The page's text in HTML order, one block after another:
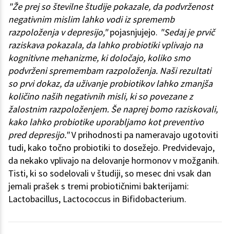
"Že prej so številne študije pokazale, da podvrženost
negativnim mislim lahko vodi iz sprememb
razpoloženja v depresijo,"pojasnjujejo. "Sedaj je prvič
raziskava pokazala, da lahko probiotiki vplivajo na
kognitivne mehanizme, ki določajo, koliko smo
podvrženi spremembam razpoloženja. Naši rezultati
so prvi dokaz, da uživanje probiotikov lahko zmanjša
količino naših negativnih misli, ki so povezane z
žalostnim razpoloženjem. Še naprej bomo raziskovali,
kako lahko probiotike uporabljamo kot preventivo
pred depresijo."V prihodnosti pa nameravajo ugotoviti
tudi, kako točno probiotiki to dosežejo. Predvidevajo,
da nekako vplivajo na delovanje hormonov v možganih.
Tisti, ki so sodelovali v študiji, so mesec dni vsak dan
jemali prašek s tremi probiotičnimi bakterijami:
Lactobacillus, Lactococcus in Bifidobacterium.